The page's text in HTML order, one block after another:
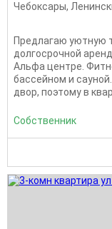
Чебоксары,
Предлагаю уютную
долгосрочной
Альфа центре.
бассейном и
двор, поэтому в
Собственник